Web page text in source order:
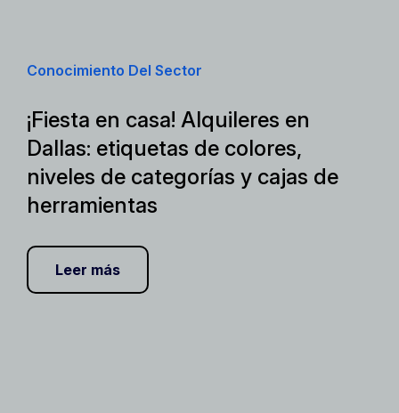
Conocimiento Del Sector
¡Fiesta en casa! Alquileres en
Dallas: etiquetas de colores,
niveles de categorías y cajas de
herramientas
Leer más